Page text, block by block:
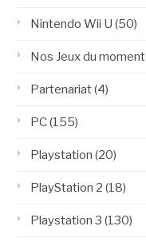
Nintendo Wii U (50)
Nos Jeux du moment
Partenariat(4)
PC(155)
Playstation (20)
PlayStation 2 (18)
Playstation 3 (130)